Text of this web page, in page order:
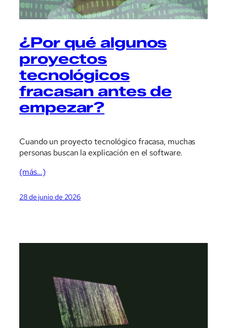
¿Por qué algunos
proyectos
tecnológicos
fracasan antes de
empezar?
Cuando un proyecto tecnológico fracasa, muchas
personas buscan la explicación en el software.
(más…)
28 de junio de 2026